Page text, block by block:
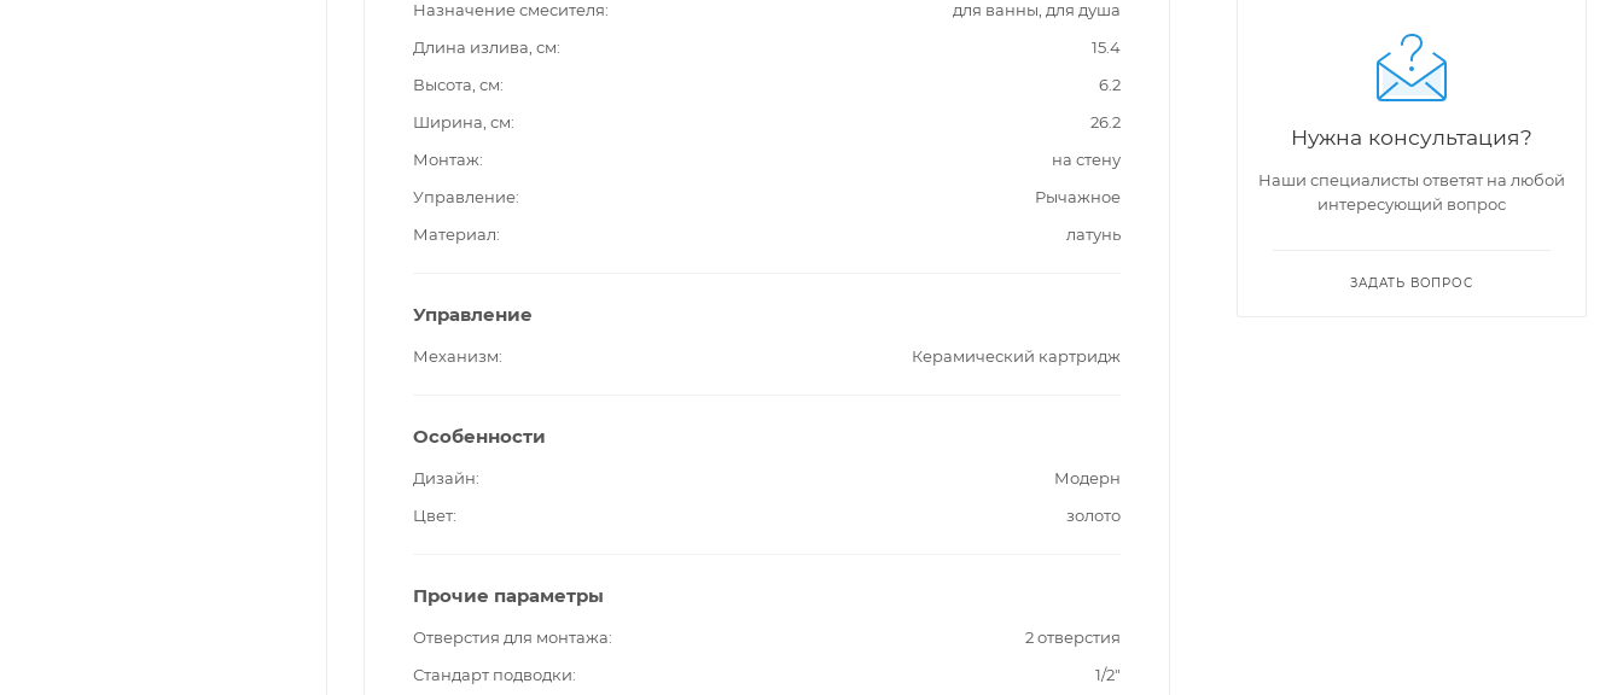
Назначение смесителя
для ванны, для душа
Длина излива, см
15.4
Высота, см
6.2
Ширина, см
26.2
Монтаж
на стену
Управление
Рычажное
Материал
латунь
Управление
Механизм Керамический картридж
Особенности
Дизайн
Модерн
Цвет
золото
Прочие параметры
Отверстия для монтажа
2 отверстия
Стандарт подводки
1/2"
Нужна консультация?
Наши специалисты ответят на любой
интересующий вопрос
ЗАДАТЬ ВОПРОС